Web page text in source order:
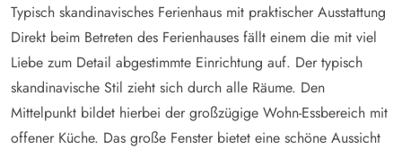
Typisch skandinavisches Ferienhaus mit praktischer Ausstattung
Direkt beim Betreten des Ferienhauses fällt einem die mit viel
Liebe zum Detail abgestimmte Einrichtung auf. Der typisch
skandinavische Stil zieht sich durch alle Räume. Den
Mittelpunkt bildet hierbei der großzügige Wohn-Essbereich mit
offener Küche. Das große Fenster bietet eine schöne Aussicht